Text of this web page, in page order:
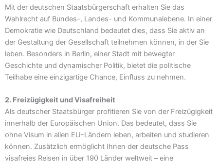
Mit der deutschen Staatsbürgerschaft erhalten Sie das
Wahlrecht auf Bundes-, Landes- und Kommunalebene. In einer
Demokratie wie Deutschland bedeutet dies, dass Sie aktiv an
der Gestaltung der Gesellschaft teilnehmen können, in der Sie
leben. Besonders in Berlin, einer Stadt mit bewegter
Geschichte und dynamischer Politik, bietet die politische
Teilhabe eine einzigartige Chance, Einfluss zu nehmen.
2. Freizügigkeit und Visafreiheit
Als deutscher Staatsbürger profitieren Sie von der Freizügigkeit
innerhalb der Europäischen Union. Das bedeutet, dass Sie
ohne Visum in allen EU-Ländern leben, arbeiten und studieren
können. Zusätzlich ermöglicht Ihnen der deutsche Pass
visafreies Reisen in über 190 Länder weltweit – eine